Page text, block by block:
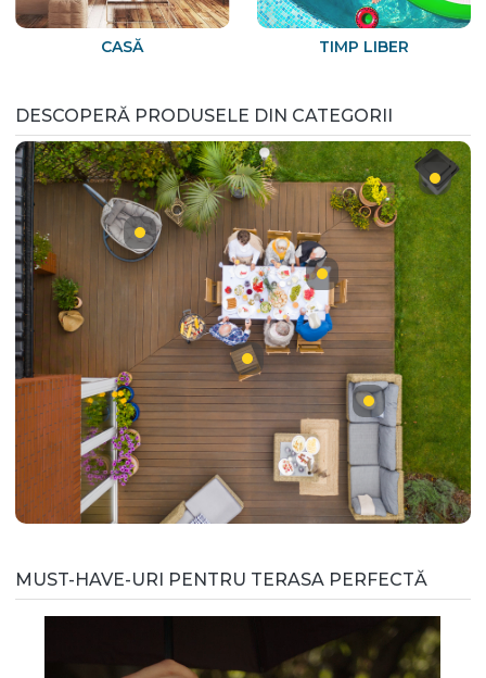
CASĂ TIMP LIBER
DESCOPERĂ PRODUSELE DIN CATEGORII
MUST-HAVE-URI PENTRU TERASA PERFECTĂ